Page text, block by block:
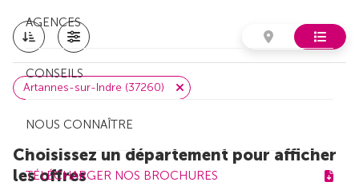
AGENCES
CONSEILS
NOUS CONNAÎTRE
TÉLÉCHARGER NOS BROCHURES
Artannes-sur-Indre (37260)
Choisissez un département pour afficher
les offres